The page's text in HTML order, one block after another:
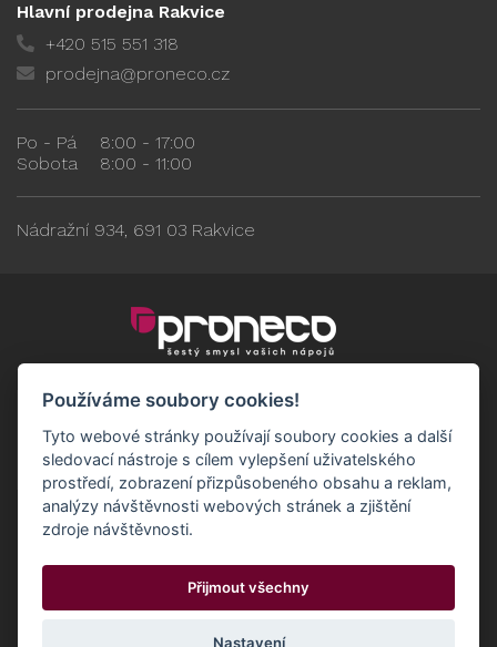
Hlavní prodejna Rakvice
+420 515 551 318
prodejna@proneco.cz
Po - Pá
8:00 - 17:00
Sobota
8:00 - 11:00
Nádražní 934, 691 03 Rakvice
GDPR - Odběratelé
GDPR - Dodavatelé
Možnosti dopravy a platby
Cookies
© 2024 Proneco
Používáme soubory cookies!
Tyto webové stránky používají soubory cookies a další
sledovací nástroje s cílem vylepšení uživatelského
prostředí, zobrazení přizpůsobeného obsahu a reklam,
analýzy návštěvnosti webových stránek a zjištění
zdroje návštěvnosti.
Přijmout všechny
Nastavení